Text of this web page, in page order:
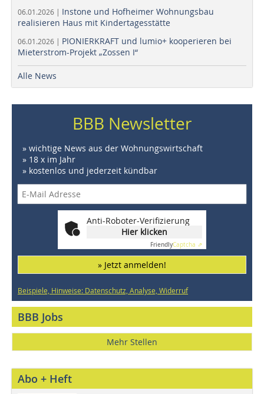
06.01.2026 | Instone und Hofheimer Wohnungsbau
realisieren Haus mit Kindertagesstätte
06.01.2026 | PIONIERKRAFT und lumio+ kooperieren bei
Mieterstrom-Projekt „Zossen I“
Alle News
BBB Newsletter
» wichtige News aus der Wohnungswirtschaft
» 18 x im Jahr
» kostenlos und jederzeit kündbar
Anti-Roboter-Verifizierung
Hier klicken
FriendlyCaptcha ⇗
» Jetzt anmelden!
Beispiele, Hinweise: Datenschutz, Analyse, Widerruf
BBB Jobs
Mehr Stellen
Abo + Heft